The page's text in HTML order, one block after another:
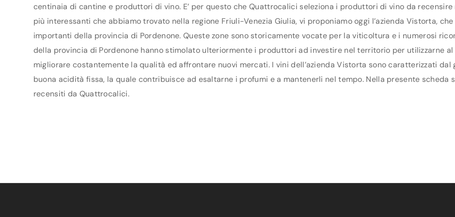
centinaia di cantine e produttori di vino. E’ per questo che Quattrocalici seleziona i produttori di vino da
più interessanti che abbiamo trovato nella regione Friuli-Venezia Giulia, vi proponiamo oggi l’azienda Vistorta,
importanti della provincia di Pordenone. Queste zone sono storicamente vocate per la viticoltura e i numerosi
della provincia di Pordenone hanno stimolato ulteriormente i produttori ad investire nel territorio per utilizzarne
migliorare costantemente la qualità ed affrontare nuovi mercati. I vini dell’azienda Vistorta sono caratterizzati
buona acidità fissa, la quale contribuisce ad esaltarne i profumi e a mantenerli nel tempo. Nella presente
recensiti da Quattrocalici.